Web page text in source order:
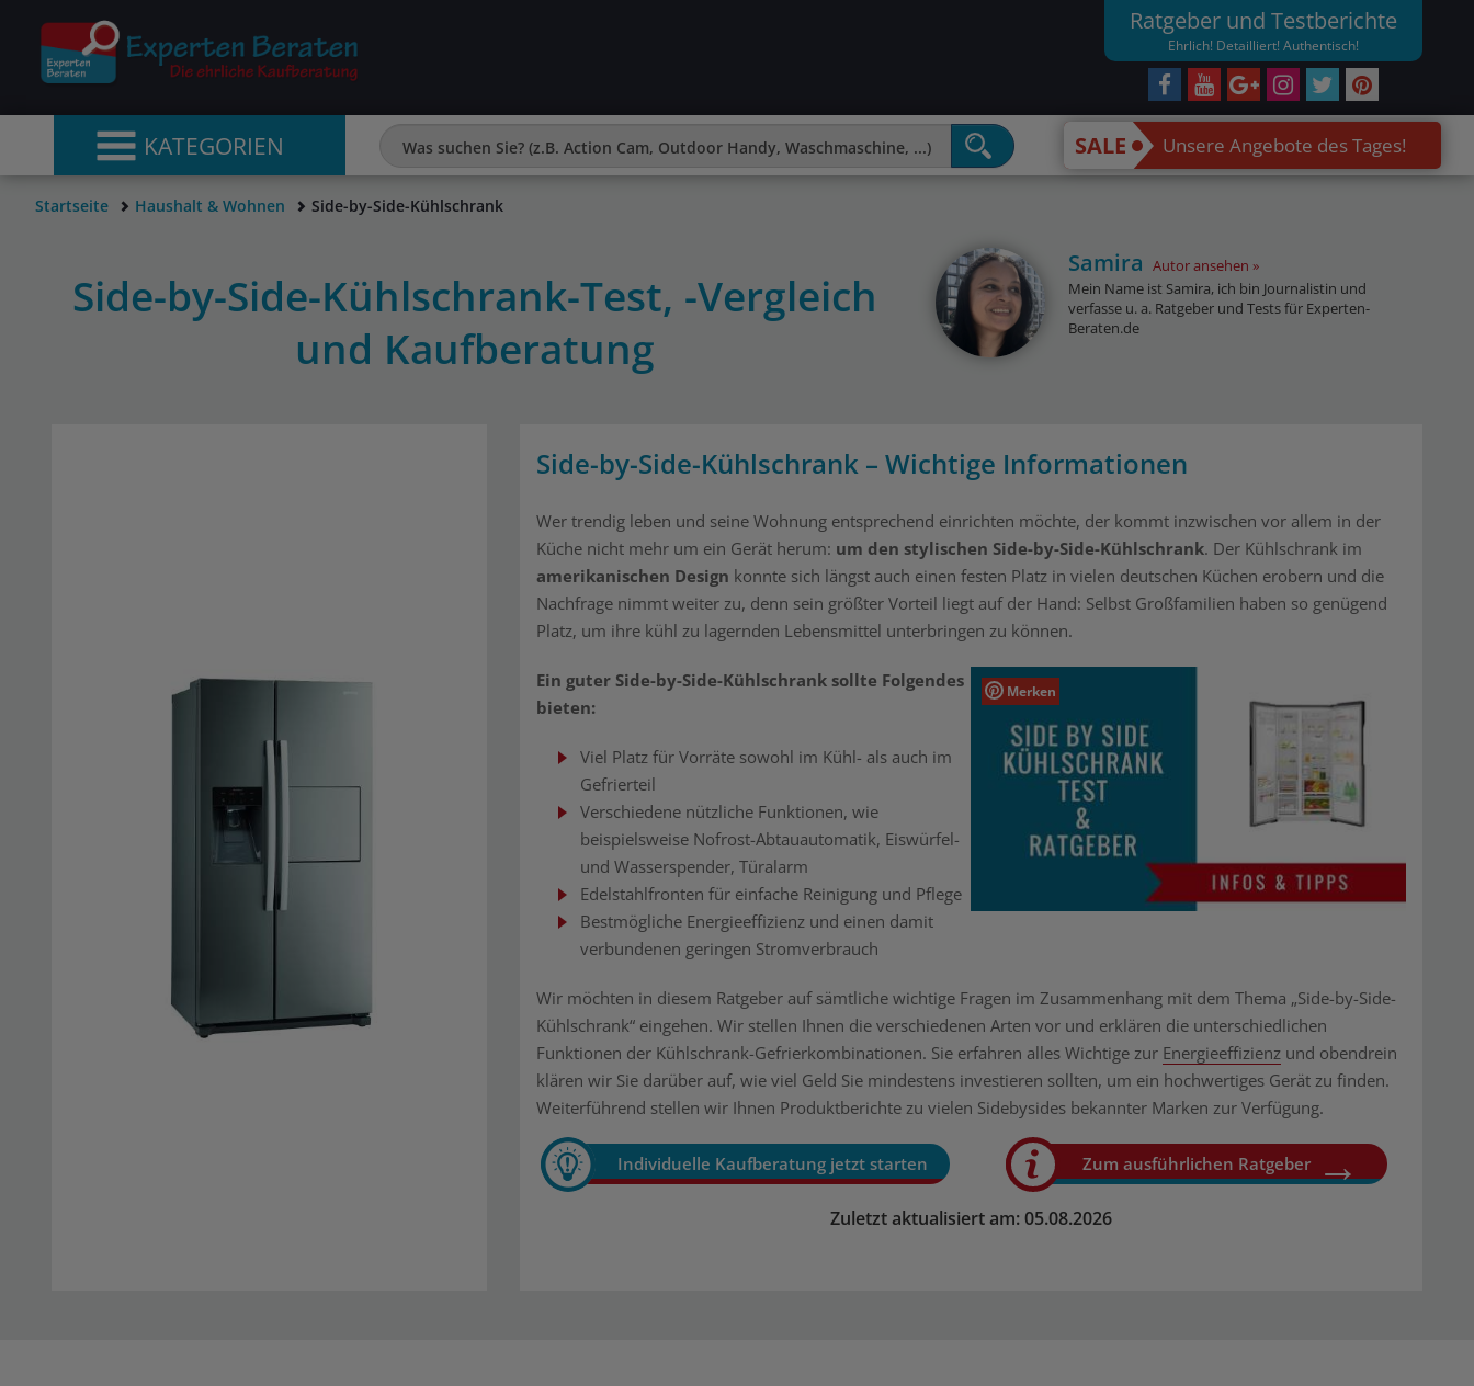
Ratgeber und Testberichte
Ehrlich! Detailliert! Authentisch!
KATEGORIEN SALE Unsere Angebote des Tages!
Startseite Haushalt & Wohnen Side-by-Side-Kühlschrank
Side-by-Side-Kühlschrank-Test, -Vergleich
und Kaufberatung
Samira Autor ansehen
Mein Name ist Samira, ich bin Journalistin und
verfasse u. a. Ratgeber und Tests für Experten-
Beraten.de
Side-by-Side-Kühlschrank – Wichtige Informationen
Wer trendig leben und seine Wohnung entsprechend einrichten möchte, der kommt inzwischen vor allem in der
Küche nicht mehr um ein Gerät herum: um den stylischen Side-by-Side-Kühlschrank. Der Kühlschrank im
amerikanischen Design konnte sich längst auch einen festen Platz in vielen deutschen Küchen erobern und die
Nachfrage nimmt weiter zu, denn sein größter Vorteil liegt auf der Hand: Selbst Großfamilien haben so genügend
Platz, um ihre kühl zu lagernden Lebensmittel unterbringen zu können.
Merken
Ein guter Side-by-Side-Kühlschrank sollte Folgendes
bieten:
Viel Platz für Vorräte sowohl im Kühl- als auch im
Gefrierteil
Verschiedene nützliche Funktionen, wie
beispielsweise Nofrost-Abtauautomatik, Eiswürfel-
und Wasserspender, Türalarm
Edelstahlfronten für einfache Reinigung und Pflege
Bestmögliche Energieeffizienz und einen damit
verbundenen geringen Stromverbrauch
Wir möchten in diesem Ratgeber auf sämtliche wichtige Fragen im Zusammenhang mit dem Thema „Side-by-Side-
Kühlschrank“ eingehen. Wir stellen Ihnen die verschiedenen Arten vor und erklären die unterschiedlichen
Funktionen der Kühlschrank-Gefrierkombinationen. Sie erfahren alles Wichtige zur Energieeffizienzund obendrein
klären wir Sie darüber auf, wie viel Geld Sie mindestens investieren sollten, um ein hochwertiges Gerät zu finden.
Weiterführend stellen wir Ihnen Produktberichte zu vielen Sidebysides bekannter Marken zur Verfügung.
Individuelle Kaufberatung jetzt starten Zum ausführlichen Ratgeber
Zuletzt aktualisiert am: 05.08.2026